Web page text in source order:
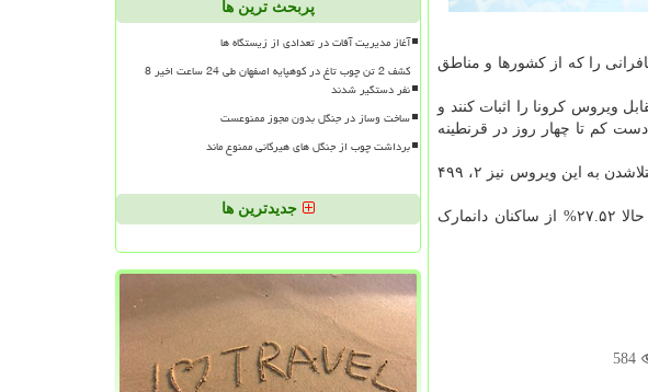
را که از کشورها و مناطق
ویروس کرونا را اثبات کنند و
دست کم تا چهار روز در قرنطینه
تا دوازدهم «می» آمار کلی مبتلایان به این ویروس در دانمارک ۲۶۲، ۱۵۹ نفر و شمار کلی جان باختگان بر اثر مبتلاشدن به این ویروس نیز ۲، ۴۹۹
روند واکسیناسیون در دانمارک بعد از آن که استفاده از واکسن آسترازنکا ممنوع گردید با تاخیر همراه شد. تا حالا ۲۷.۵۲% از ساکنان دانمارک
584
پربحث ترین ها
آغاز مدیریت آفات در تعدادی از زیستگاه ها
کشف 2 تن چوب تاغ در کوهپایه اصفهان طی 24 ساعت اخیر 8
نفر دستگیر شدند
ساخت وساز در جنگل بدون مجوز ممنوعست
برداشت چوب از جنگل های هیرکانی ممنوع ماند
جدیدترین ها